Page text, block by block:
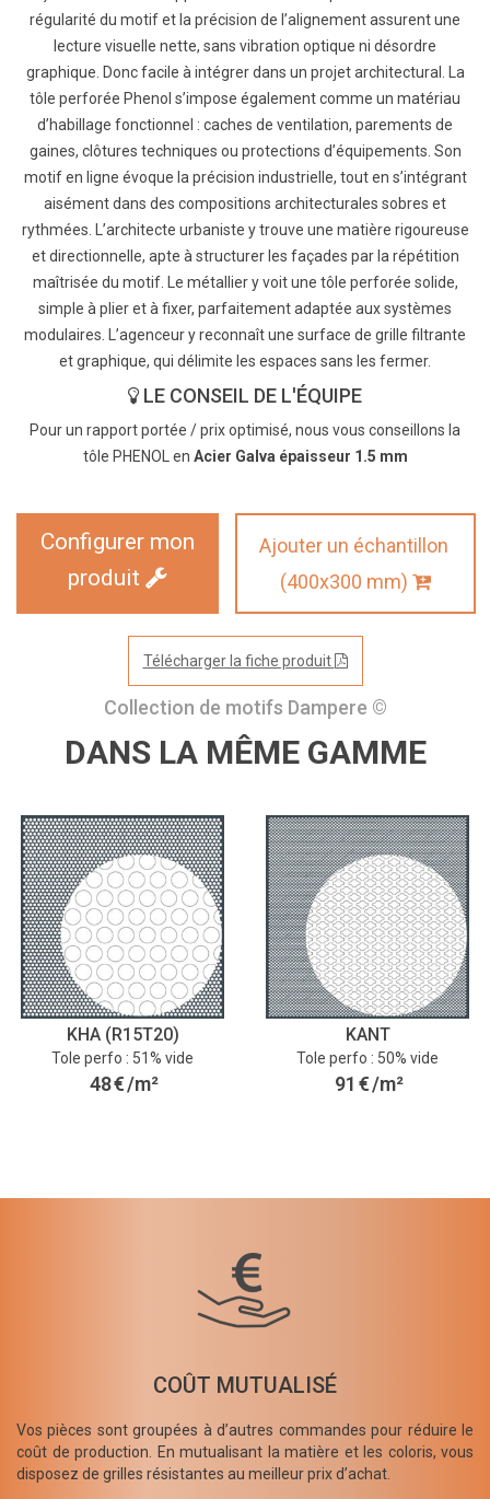
régularité du motif et la précision de l’alignement assurent une
lecture visuelle nette, sans vibration optique ni désordre
graphique. Donc facile à intégrer dans un projet architectural. La
tôle perforée Phenol s’impose également comme un matériau
d’habillage fonctionnel : caches de ventilation, parements de
gaines, clôtures techniques ou protections d’équipements. Son
motif en ligne évoque la précision industrielle, tout en s’intégrant
aisément dans des compositions architecturales sobres et
rythmées. L’architecte urbaniste y trouve une matière rigoureuse
et directionnelle, apte à structurer les façades par la répétition
maîtrisée du motif. Le métallier y voit une tôle perforée solide,
simple à plier et à fixer, parfaitement adaptée aux systèmes
modulaires. L’agenceur y reconnaît une surface de grille filtrante
et graphique, qui délimite les espaces sans les fermer.
LE CONSEIL DE L'ÉQUIPE
Pour un rapport portée / prix optimisé, nous vous conseillons la
tôle PHENOL en Acier Galva épaisseur 1.5 mm
Configurer mon
produit
Ajouter un échantillon
(400x300 mm)
Télécharger la fiche produit
Collection de motifs Dampere ©
DANS LA MÊME GAMME
KHA (R15T20)
Tole perfo : 51% vide
48€/m²
KANT
Tole perfo : 50% vide
91 €/m²
COÛT MUTUALISÉ
Vos pièces sont groupées à d’autres commandes pour réduire le
coût de production. En mutualisant la matière et les coloris, vous
disposez de grilles résistantes au meilleur prix d’achat.